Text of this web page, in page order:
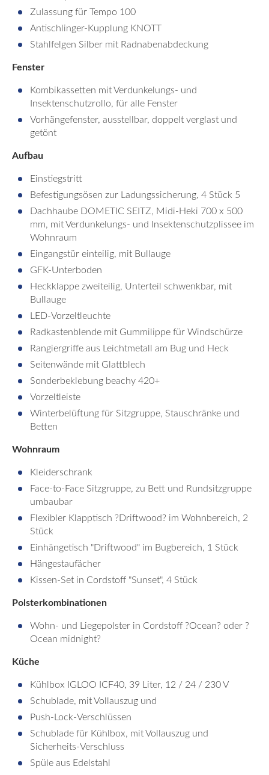
Zulassung für Tempo 100
Antischlinger-Kupplung KNOTT
Stahlfelgen Silber mit Radnabenabdeckung
Fenster
Kombikassetten mit Verdunkelungs- und
Insektenschutzrollo, für alle Fenster
Vorhängefenster, ausstellbar, doppelt verglast und
getönt
Aufbau
Einstiegstritt
Befestigungsösen zur Ladungssicherung, 4 Stück 5
Dachhaube DOMETIC SEITZ, Midi-Heki 700 x 500
mm, mit Verdunkelungs- und Insektenschutzplissee im
Wohnraum
Eingangstür einteilig, mit Bullauge
GFK-Unterboden
Heckklappe zweiteilig, Unterteil schwenkbar, mit
Bullauge
LED-Vorzeltleuchte
Radkastenblende mit Gummilippe für Windschürze
Rangiergriffe aus Leichtmetall am Bug und Heck
Seitenwände mit Glattblech
Sonderbeklebung beachy 420+
Vorzeltleiste
Winterbelüftung für Sitzgruppe, Stauschränke und
Betten
Wohnraum
Kleiderschrank
Face-to-Face Sitzgruppe, zu Bett und Rundsitzgruppe
umbaubar
Flexibler Klapptisch ?Driftwood? im Wohnbereich, 2
Stück
Einhängetisch "Driftwood" im Bugbereich, 1 Stück
Hängestaufächer
Kissen-Set in Cordstoff "Sunset", 4 Stück
Polsterkombinationen
Wohn- und Liegepolster in Cordstoff ?Ocean? oder ?
Ocean midnight?
Küche
Kühlbox IGLOO ICF40, 39 Liter, 12 / 24 / 230 V
Schublade, mit Vollauszug und
Push-Lock-Verschlüssen
Schublade für Kühlbox, mit Vollauszug und
Sicherheits-Verschluss
Spüle aus Edelstahl